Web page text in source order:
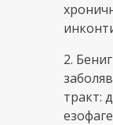
2.
тракт: